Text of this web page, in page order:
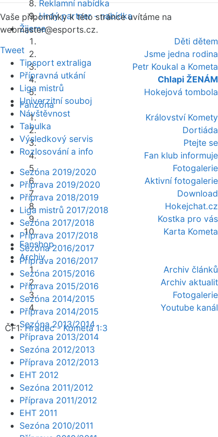
Reklamní nabídka
Hrdý partner - nabídka
Žijeme
Děti dětem
Jsme jedna rodina
Petr Koukal a Kometa
Chlapi ŽENÁM
Hokejová tombola
Fanzóna
Království Komety
Dortiáda
Ptejte se
Fan klub informuje
Fotogalerie
Aktivní fotogalerie
Download
Hokejchat.cz
Kostka pro vás
Karta Kometa
Fanshop
Archiv
Archiv článků
Archiv aktualit
Fotogalerie
Youtube kanál
ČF1:Hradec - Kometa 1:3
Vaše připomínky k této stránce uvítáme na
webmaster@esports.cz.
Tweet
Tipsport extraliga
Přípravná utkání
Liga mistrů
Univerzitní souboj
Návštěvnost
Tabulka
Výsledkový servis
Rozlosování a info
Sezóna 2019/2020
Příprava 2019/2020
Příprava 2018/2019
Liga mistrů 2017/2018
Sezóna 2017/2018
Příprava 2017/2018
Sezóna 2016/2017
Příprava 2016/2017
Sezóna 2015/2016
Příprava 2015/2016
Sezóna 2014/2015
Příprava 2014/2015
Sezóna 2013/2014
Příprava 2013/2014
Sezóna 2012/2013
Příprava 2012/2013
EHT 2012
Sezóna 2011/2012
Příprava 2011/2012
EHT 2011
Sezóna 2010/2011